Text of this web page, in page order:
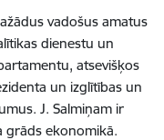
vadošus amatus
dienestu un
atsevišķos
un izglītības un
J. Salmiņam ir
grāds ekonomikā.